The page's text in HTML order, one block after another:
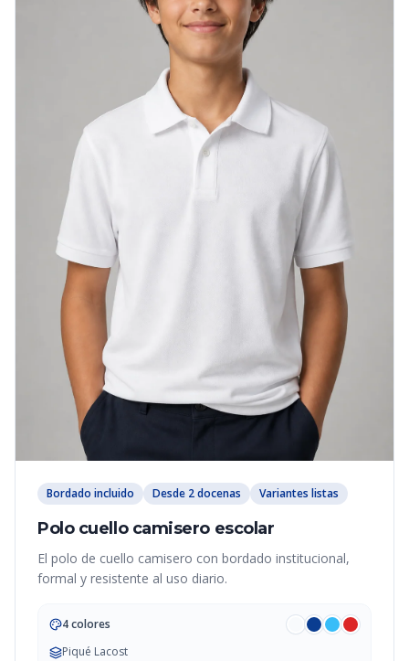
Bordado incluido Desde 2 docenas Variantes listas
Polo cuello camisero escolar
El polo de cuello camisero con bordado institucional,
formal y resistente al uso diario.
4 colores
Piqué Lacost